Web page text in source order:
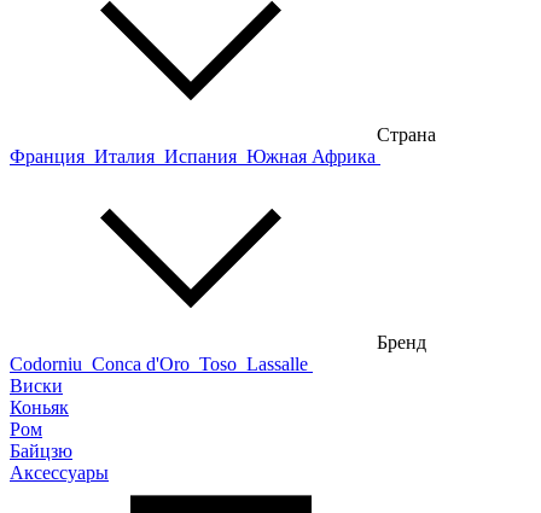
Страна
Франция Италия Испания Южная Африка
Бренд
Codorniu Conca d'Oro Toso Lassalle
Виски
Коньяк
Ром
Байцзю
Аксессуары